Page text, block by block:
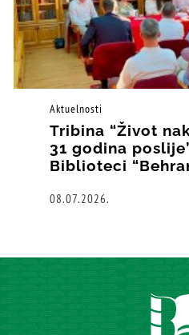
Aktuelnosti
Tribina “Život
31 godina
Biblioteci
08.07.2026.